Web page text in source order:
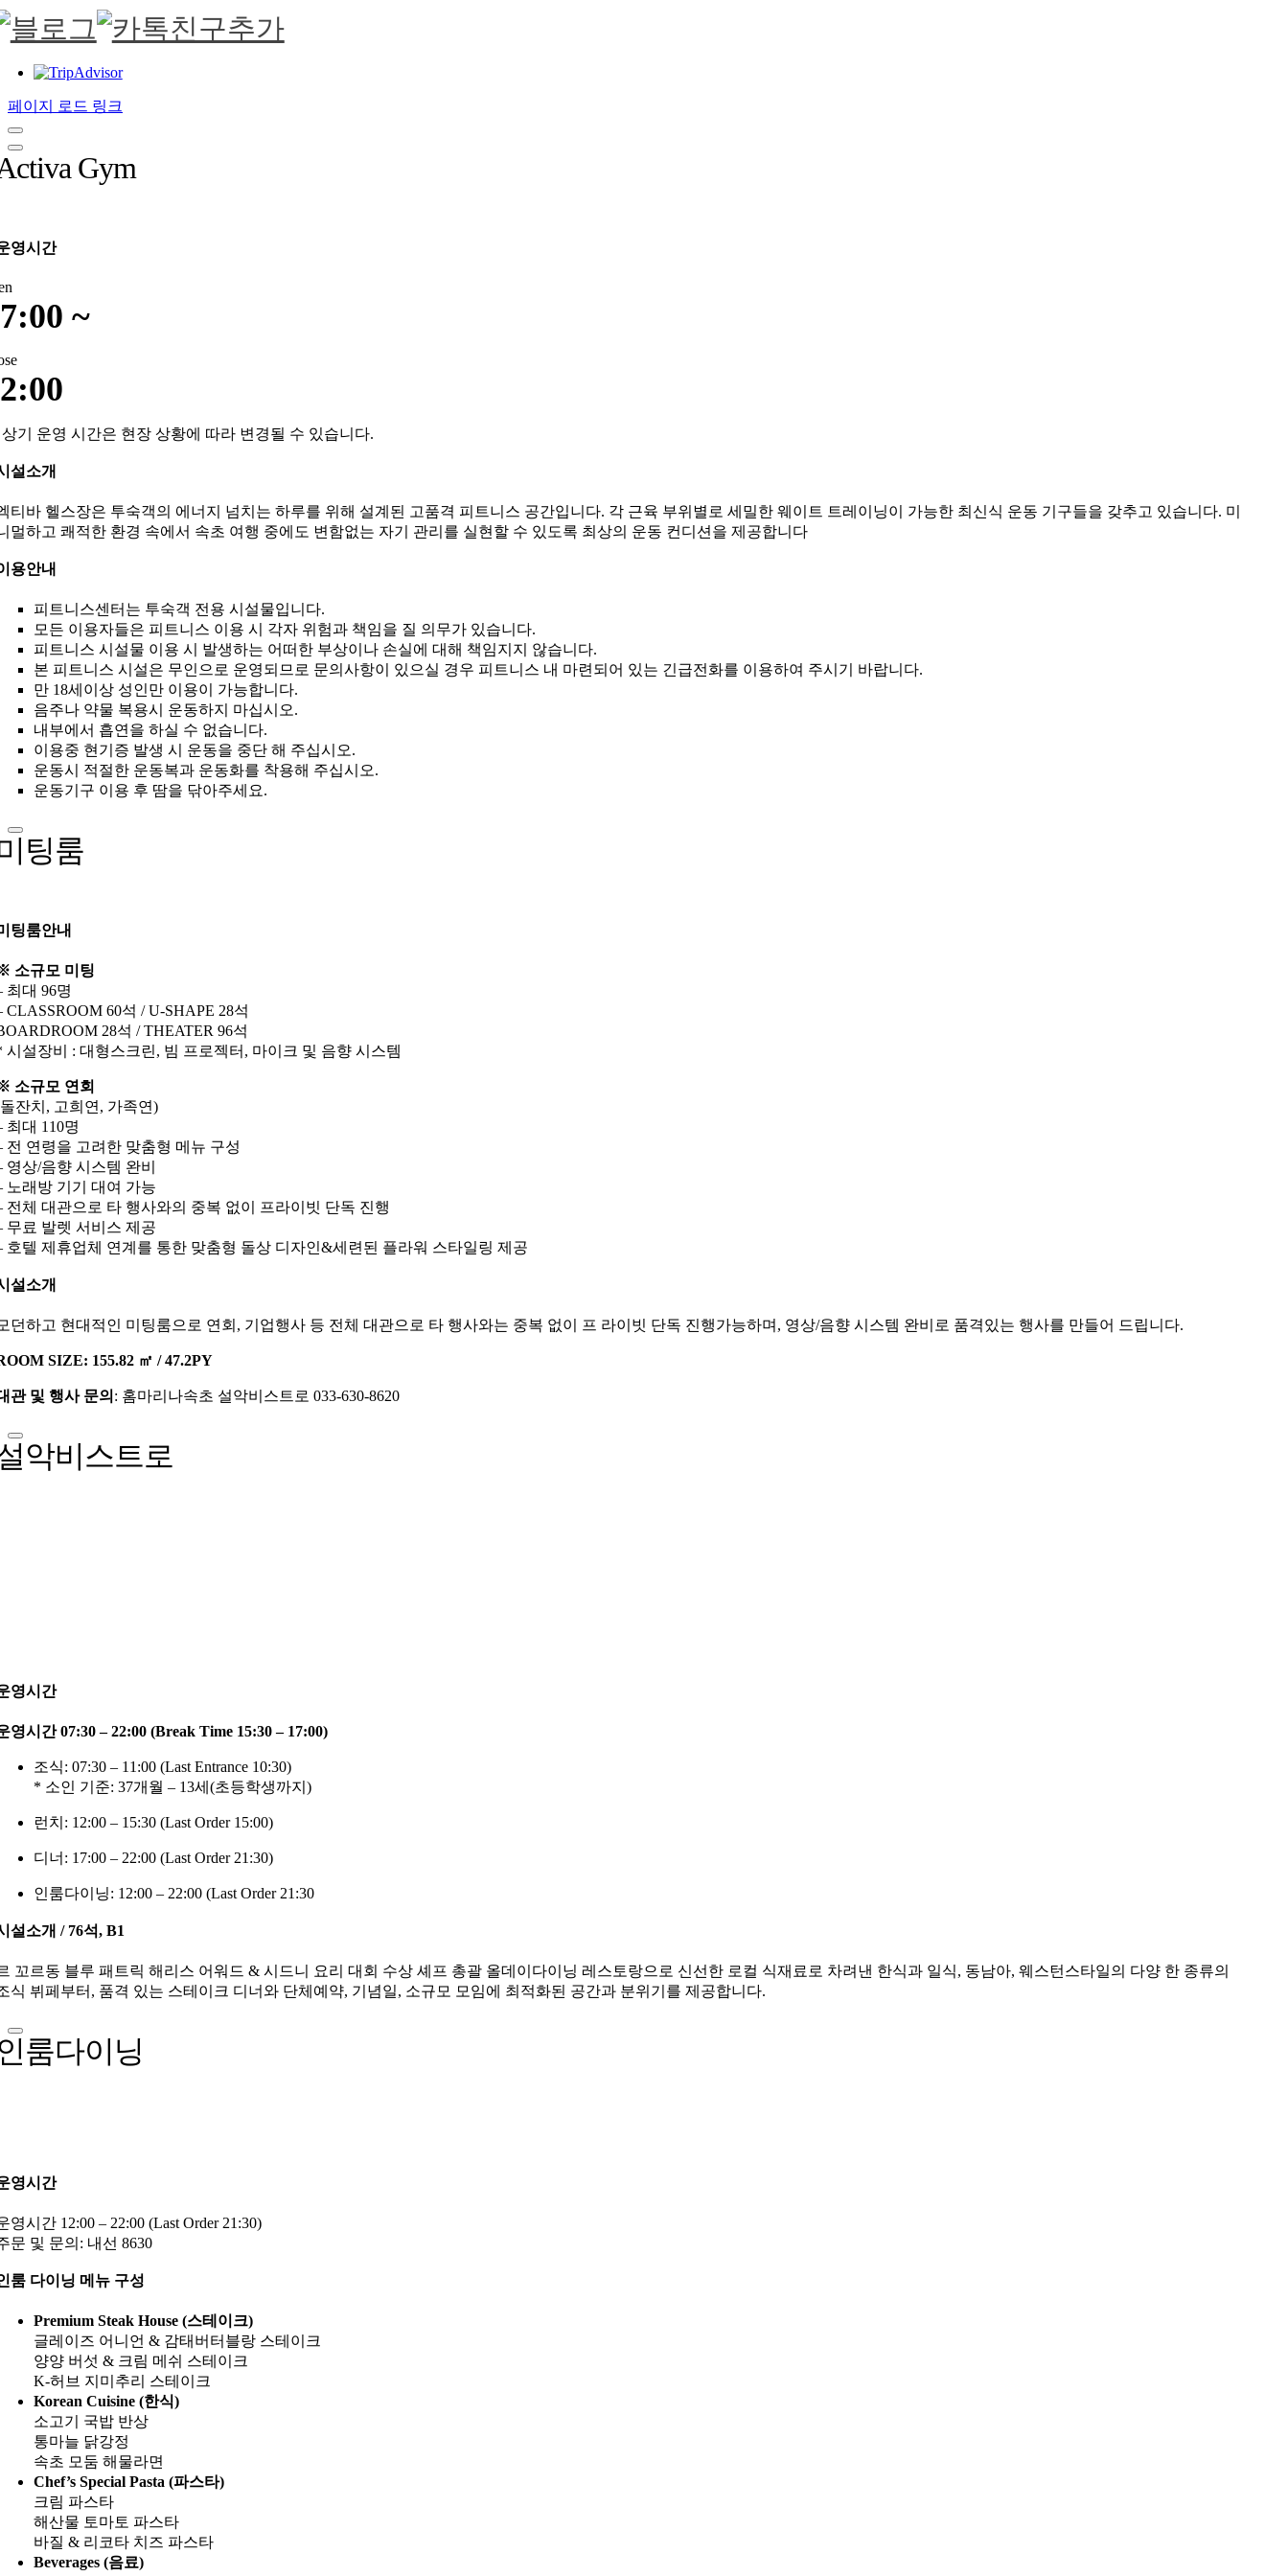
페이지 로드 링크
Gym
영시간
~
기 운영 시간은 현장 상황에 따라 변경될 수 있습니다.
설소개
티바 헬스장은 투숙객의 에너지 넘치는 하루를 위해 설계된 고품격 피트니스 공간입니다. 각 근육 부위별로 세밀한 웨이트 트레이닝이 가능한 최신식 운동 기구들을 갖추고 있습니다. 미
멀하고 쾌적한 환경 속에서 속초 여행 중에도 변함없는 자기 관리를 실현할 수 있도록 최상의 운동 컨디션을 제공합니다
용안내
피트니스센터는 투숙객 전용 시설물입니다.
모든 이용자들은 피트니스 이용 시 각자 위험과 책임을 질 의무가 있습니다.
피트니스 시설물 이용 시 발생하는 어떠한 부상이나 손실에 대해 책임지지 않습니다.
본 피트니스 시설은 무인으로 운영되므로 문의사항이 있으실 경우 피트니스 내 마련되어 있는 긴급전화를 이용하여 주시기 바랍니다.
만 18세이상 성인만 이용이 가능합니다.
음주나 약물 복용시 운동하지 마십시오.
내부에서 흡연을 하실 수 없습니다.
이용중 현기증 발생 시 운동을 중단 해 주십시오.
운동시 적절한 운동복과 운동화를 착용해 주십시오.
운동기구 이용 후 땀을 닦아주세요.
팅룸
팅룸안내
소규모 미팅
최대 96명
CLASSROOM 60석 / U-SHAPE 28석
28석 / THEATER 96석
시설장비 : 대형스크린, 빔 프로젝터, 마이크 및 음향 시스템
소규모 연회
잔치, 고희연, 가족연)
최대 110명
전 연령을 고려한 맞춤형 메뉴 구성
영상/음향 시스템 완비
노래방 기기 대여 가능
전체 대관으로 타 행사와의 중복 없이 프라이빗 단독 진행
무료 발렛 서비스 제공
호텔 제휴업체 연계를 통한 맞춤형 돌상 디자인&세련된 플라워 스타일링 제공
설소개
던하고 현대적인 미팅룸으로 연회, 기업행사 등 전체 대관으로 타 행사와는 중복 없이 프 라이빗 단독 진행가능하며, 영상/음향 시스템 완비로 품격있는 행사를 만들어 드립니다.
SIZE: 155.82 ㎡ / 47.2PY
관 및 행사 문의 : 홈마리나속초 설악비스트로 033-630-8620
악비스트로
영시간
영시간 07:30 – 22:00 (Break Time 15:30 – 17:00)
조식: 07:30 – 11:00 (Last Entrance 10:30)
* 소인 기준: 37개월 – 13세(초등학생까지)
런치: 12:00 – 15:30 (Last Order 15:00)
디너: 17:00 – 22:00 (Last Order 21:30)
인룸다이닝: 12:00 – 22:00 (Last Order 21:30
설소개 / 76석, B1
꼬르동 블루 패트릭 해리스 어워드 & 시드니 요리 대회 수상 셰프 총괄 올데이다이닝 레스토랑으로 신선한 로컬 식재료로 차려낸 한식과 일식, 동남아, 웨스턴스타일의 다양 한 종류의
식 뷔페부터, 품격 있는 스테이크 디너와 단체예약, 기념일, 소규모 모임에 최적화된 공간과 분위기를 제공합니다.
룸다이닝
영시간
영시간 12:00 – 22:00 (Last Order 21:30)
문 및 문의: 내선 8630
룸 다이닝 메뉴 구성
Premium Steak House (스테이크)
글레이즈 어니언 & 감태버터블랑 스테이크
양양 버섯 & 크림 메쉬 스테이크
K-허브 지미추리 스테이크
Korean Cuisine (한식)
소고기 국밥 반상
통마늘 닭강정
속초 모둠 해물라면
Chef’s Special Pasta (파스타)
크림 파스타
해산물 토마토 파스타
바질 & 리코타 치즈 파스타
Beverages (음료)